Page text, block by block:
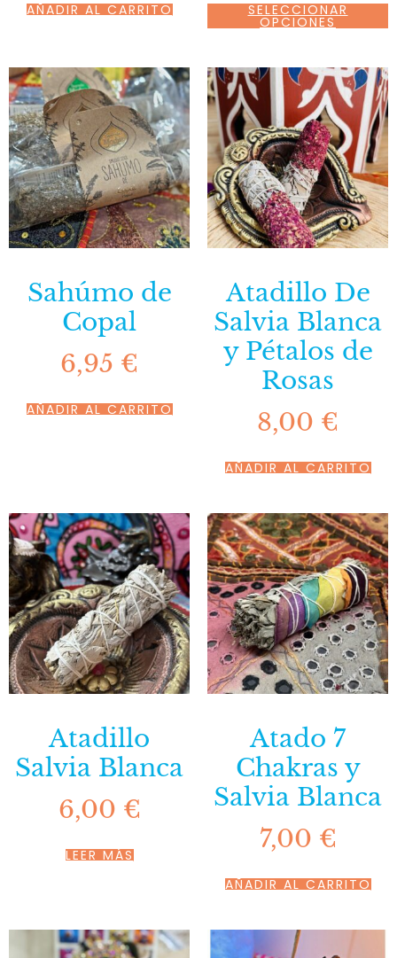
AÑADIR AL CARRITO SELECCIONAR
OPCIONES
Sahúmo de
Copal
6,95 €
AÑADIR AL CARRITO
Atadillo De
Salvia Blanca
y Pétalos de
Rosas
8,00 €
AÑADIR AL CARRITO
Atadillo
Salvia Blanca
6,00 €
LEER MÁS
Atado 7
Chakras y
Salvia Blanca
7,00 €
AÑADIR AL CARRITO